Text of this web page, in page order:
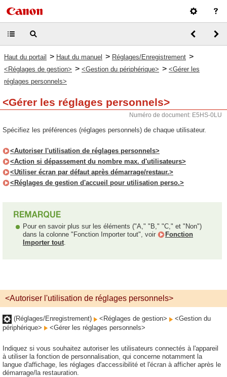
Haut du portail > Haut du manuel > Réglages/Enregistrement >
<Réglages de gestion> > <Gestion du périphérique> > <Gérer les
réglages personnels>
<Gérer les réglages personnels>
Numéro de document: E5HS-0LU
Spécifiez les préférences (réglages personnels) de chaque utilisateur.
<Autoriser l'utilisation de réglages personnels>
<Action si dépassement du nombre max. d'utilisateurs>
<Utiliser écran par défaut après démarrage/restaur.>
<Réglages de gestion d'accueil pour utilisation perso.>
Pour en savoir plus sur les éléments ("A," "B," "C," et "Non")
dans la colonne "Fonction Importer tout", voir
Fonction
Importer tout.
<Autoriser l'utilisation de réglages personnels>
(Réglages/Enregistrement) <Réglages de gestion>
<Gestion du
périphérique>
<Gérer les réglages personnels>
Indiquez si vous souhaitez autoriser les utilisateurs connectés à l'appareil
à utiliser la fonction de personnalisation, qui concerne notamment la
langue d'affichage, les réglages d'accessibilité et l'écran à afficher après le
démarrage/la restauration.